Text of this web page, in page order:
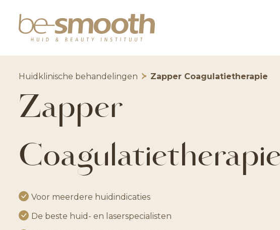
Huidklinische behandelingen Zapper Coagulatietherapie
Zapper
Coagulatietherapie
Voor meerdere huidindicaties
De beste huid- en laserspecialisten